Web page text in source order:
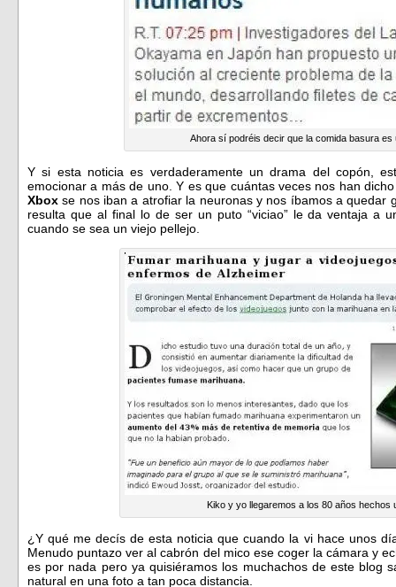
Ahora sí podréis decir que la comida basura es
Y si esta noticia es verdaderamente un drama del copón,
emocionar a más de uno. Y es que cuántas veces nos han
Xboxse nos iban a atrofiar la neuronas y nos íbamos a quedar
resulta que al final lo de ser un puto “viciao” le da ventaja a
cuando se sea un viejo pellejo.
Kiko y yo llegaremos a los 80 años hechos
¿Y qué me decís de esta noticia que cuando la vi hace unos
Menudo puntazo ver al cabrón del mico ese coger la cámara y
es por nada pero ya quisiéramos los muchachos de este blog
natural en una foto a tan poca distancia.